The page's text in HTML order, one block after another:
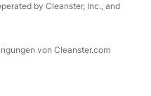
by Cleanster, Inc., and
von Cleanster.com